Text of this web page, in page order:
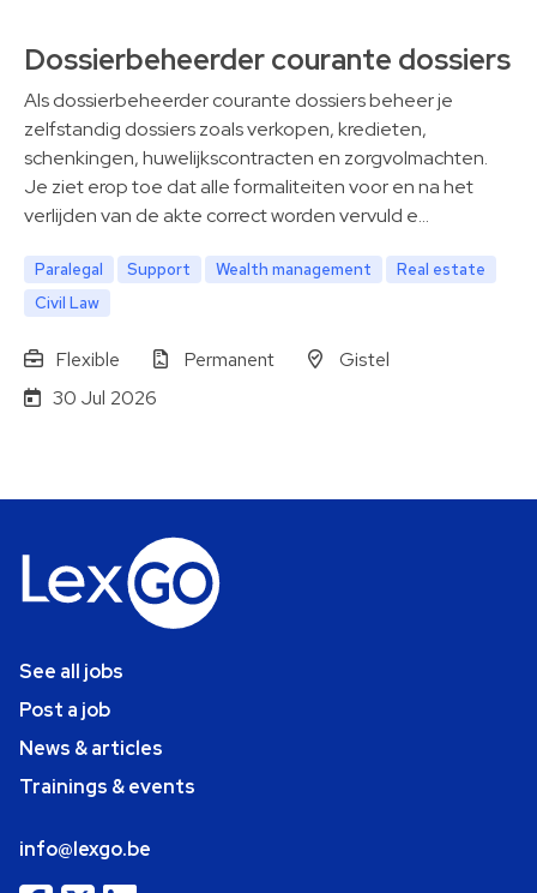
Dossierbeheerder courante dossiers
Als dossierbeheerder courante dossiers beheer je
zelfstandig dossiers zoals verkopen, kredieten,
schenkingen, huwelijkscontracten en zorgvolmachten.
Je ziet erop toe dat alle formaliteiten voor en na het
verlijden van de akte correct worden vervuld e…
Paralegal Support Wealth management
Real estate
Civil Law
Flexible Permanent
Gistel
30 Jul 2026
See all jobs
Post a job
News & articles
Trainings & events
info@lexgo.be